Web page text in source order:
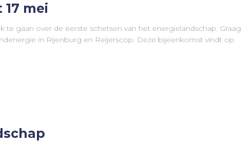
mei
gaan over de eerste schetsen van het energielandschap: Graag
in Rijenburg en Reijerscop. Deze bijeenkomst vindt op